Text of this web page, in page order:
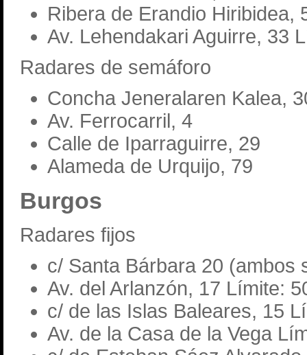
Ribera de Erandio Hiribidea,
Av. Lehendakari Aguirre, 33
Radares de semáforo
Concha Jeneralaren Kalea,
Av. Ferrocarril, 4
Calle de Iparraguirre, 29
Alameda de Urquijo, 79
Burgos
Radares fijos
c/ Santa Bárbara 20 (ambos
Av. del Arlanzón, 17 Límite:
c/ de las Islas Baleares, 15
Av. de la Casa de la Vega